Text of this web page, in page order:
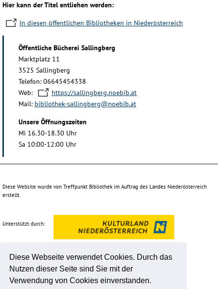
Diese Webseite verwendet Cookies. Durch das
Nutzen dieser Seite sind Sie mit der
Verwendung von Cookies einverstanden.
Hier kann der Titel entliehen werden:
In diesen öffentlichen Bibliotheken in Niederösterreich
Öffentliche Bücherei Sallingberg
Marktplatz 11
3525 Sallingberg
Telefon: 06645454338
Web:
https://sallingberg.noebib.at
Mail: bibliothek-sallingberg@noebib.at
Unsere Öffnungszeiten
Mi 16.30-18.30 Uhr
Sa 10:00-12:00 Uhr
Diese Website wurde von Treffpunkt Bibliothek im Auftrag des Landes Niederösterreich
erstellt.
Unterstützt durch: